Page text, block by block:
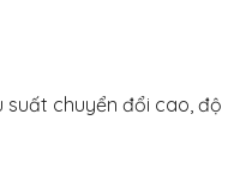
suất chuyển đổi cao, độ